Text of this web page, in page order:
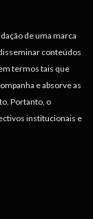
de uma marca
conteúdos
termos tais que
e absorve as
Portanto, o
institucionais e